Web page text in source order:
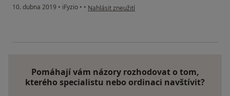
10. dubna 2019 • iFyzio • • podle názoru uživatele Váš účet byl odstraněn
Nahlásit zneužití
Pomáhají vám názory rozhodovat o tom,
kterého specialistu nebo ordinaci navštívit?